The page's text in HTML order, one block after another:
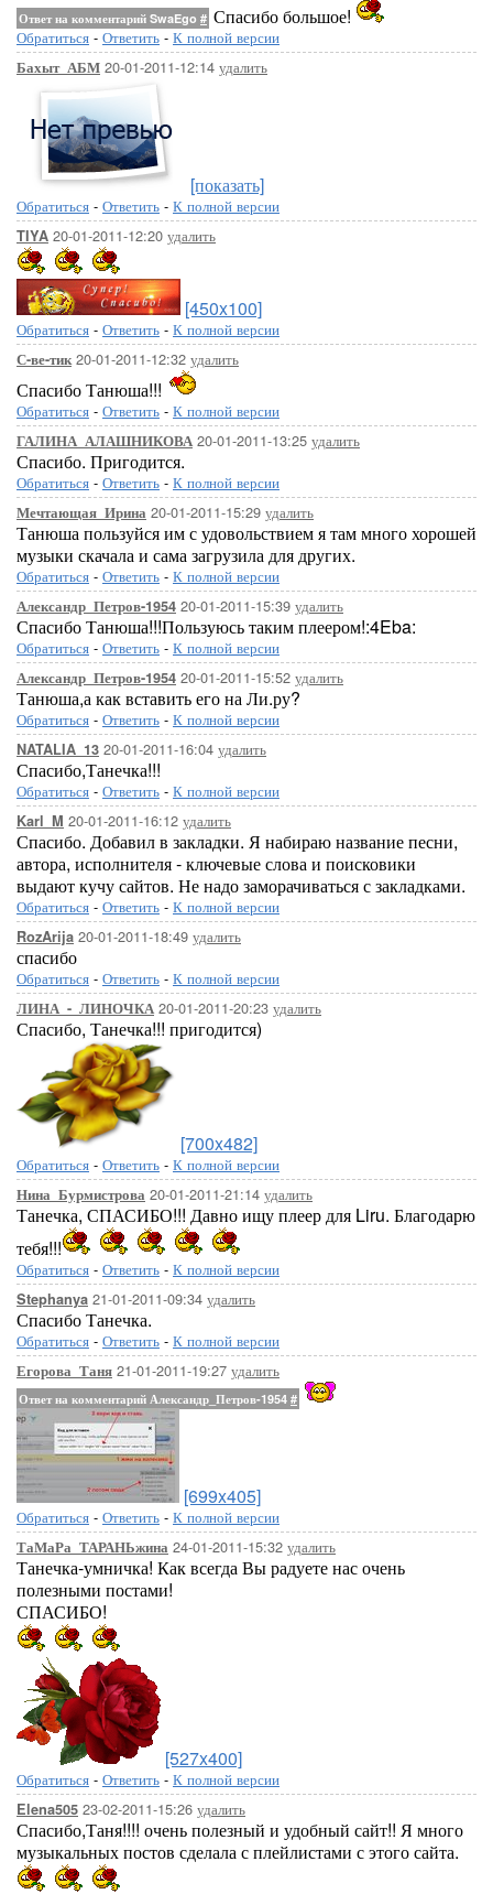
Ответ на комментарий SwaEgo # Спасибо большое!
Обратиться - Ответить - К полной версии
Бахыт_АБМ 20-01-2011-12:14 удалить
[показать]
Обратиться - Ответить - К полной версии
TIYA 20-01-2011-12:20 удалить
[450x100]
Обратиться - Ответить - К полной версии
С-ве-тик20-01-2011-12:32 удалить
Спасибо Танюша!!!
Обратиться - Ответить - К полной версии
ГАЛИНА_АЛАШНИКОВА 20-01-2011-13:25 удалить
Спасибо. Пригодится.
Обратиться - Ответить - К полной версии
Мечтающая_Ирина 20-01-2011-15:29 удалить
Танюша пользуйся им с удовольствием я там много хорошей
музыки скачала и сама загрузила для других.
Обратиться - Ответить - К полной версии
Александр_Петров-1954 20-01-2011-15:39 удалить
Спасибо Танюша!!!Пользуюсь таким плеером!:4Eba:
Обратиться - Ответить - К полной версии
Александр_Петров-1954 20-01-2011-15:52 удалить
Танюша,а как вставить его на Ли.ру?
Обратиться - Ответить - К полной версии
NATALIA_13 20-01-2011-16:04 удалить
Спасибо,Танечка!!!
Обратиться - Ответить - К полной версии
Karl_M 20-01-2011-16:12 удалить
Спасибо. Добавил в закладки. Я набираю название песни,
автора, исполнителя - ключевые слова и поисковики
выдают кучу сайтов. Не надо заморачиваться с закладками.
Обратиться - Ответить - К полной версии
RozArija 20-01-2011-18:49 удалить
спасибо
Обратиться - Ответить - К полной версии
ЛИНА_-_ЛИНОЧКА 20-01-2011-20:23 удалить
Спасибо, Танечка!!! пригодится)
[700x482]
Обратиться - Ответить - К полной версии
Нина_Бурмистрова 20-01-2011-21:14 удалить
Танечка, СПАСИБО!!! Давно ищу плеер для Liru. Благодарю
тебя!!!
Обратиться - Ответить - К полной версии
Stephanya 21-01-2011-09:34 удалить
Спасибо Танечка.
Обратиться - Ответить - К полной версии
Егорова_Таня 21-01-2011-19:27 удалить
Ответ на комментарий Александр_Петров-1954 #
[699x405]
Обратиться - Ответить - К полной версии
ТаМаРа_ТАРАНЬжина 24-01-2011-15:32 удалить
Танечка-умничка! Как всегда Вы радуете нас очень
полезными постами!
СПАСИБО!
[527x400]
Обратиться - Ответить - К полной версии
Elena505 23-02-2011-15:26 удалить
Спасибо,Таня!!!! очень полезный и удобный сайт!! Я много
музыкальных постов сделала с плейлистами с этого сайта.